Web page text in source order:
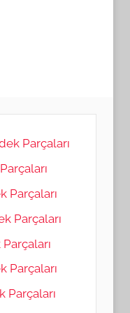
Parçaları
Parçaları
Parçaları
Parçaları
Parçaları